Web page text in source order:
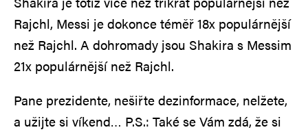
Rajchl, Messi je dokonce téměř 18x populárnější
než Rajchl. A dohromady jsou Shakira s Messim
21x populárnější než Rajchl.
Pane prezidente, nešiřte dezinformace, nelžete,
a užijte si víkend… P.S.: Také se Vám zdá, že si